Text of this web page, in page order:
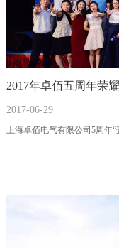
2017年卓佰五周年荣
2017-06-29
上海卓佰电气有限公司5周年